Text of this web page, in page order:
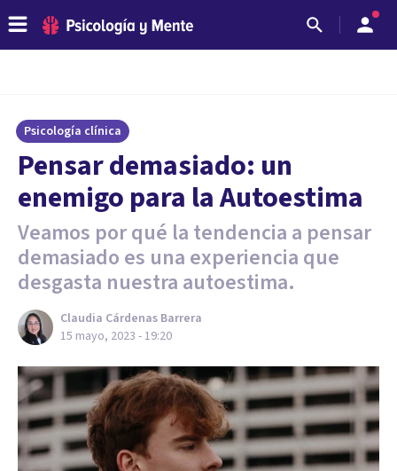
Psicología clínica
Pensar demasiado: un
enemigo para la Autoestima
Veamos por qué la tendencia a pensar
demasiado es una experiencia que
desgasta nuestra autoestima.
Claudia Cárdenas Barrera
15 mayo, 2023 - 19:20